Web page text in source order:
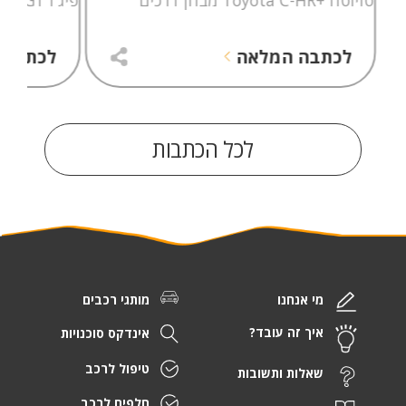
לכתבה המלאה
לכל הכתבות
מי אנחנו
איך זה עובד?
שאלות ותשובות
מותגי רכבים
אינדקס סוכנויות
טיפול לרכב
חלפים לרכב